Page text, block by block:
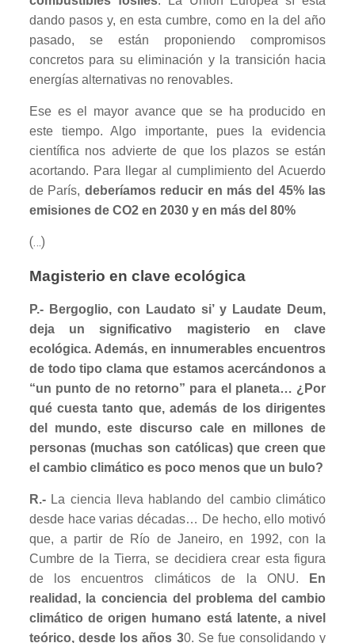
dando pasos y, en esta cumbre, como en la del año
pasado, se están proponiendo compromisos
concretos para su eliminación y la transición hacia
energías alternativas no renovables.
Ese es el mayor avance que se ha producido en
este tiempo. Algo importante, pues la evidencia
científica nos advierte de que los plazos se están
acortando. Para llegar al cumplimiento del Acuerdo
de París, deberíamos reducir en más del 45% las
emisiones de CO2 en 2030 y en más del 80%
(…)
Magisterio en clave ecológica
P.- Bergoglio, con Laudato si’ y Laudate Deum,
deja un significativo magisterio en clave
ecológica. Además, en innumerables encuentros
de todo tipo clama que estamos acercándonos a
“un punto de no retorno” para el planeta… ¿Por
qué cuesta tanto que, además de los dirigentes
del mundo, este discurso cale en millones de
personas (muchas son católicas) que creen que
el cambio climático es poco menos que un bulo?
R.-La ciencia lleva hablando del cambio climático
desde hace varias décadas… De hecho, ello motivó
que, a partir de Río de Janeiro, en 1992, con la
Cumbre de la Tierra, se decidiera crear esta figura
de los encuentros climáticos de la ONU.
En
realidad, la conciencia del problema del cambio
climático de origen humano está latente, a nivel
teórico, desde los años 30. Se fue consolidando y